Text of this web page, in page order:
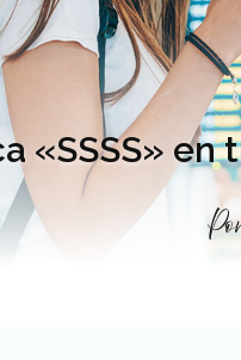
«SSSS»